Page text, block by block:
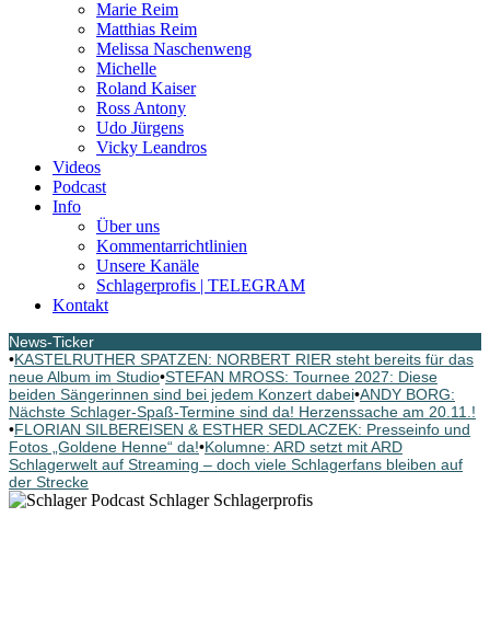
Marie Reim
Matthias Reim
Melissa Naschenweng
Michelle
Roland Kaiser
Ross Antony
Udo Jürgens
Vicky Leandros
Videos
Podcast
Info
Über uns
Kommentarrichtlinien
Unsere Kanäle
Schlagerprofis | TELEGRAM
Kontakt
News-Ticker
•KASTELRUTHER SPATZEN: NORBERT RIER steht bereits für das
neue Album im Studio•STEFAN MROSS: Tournee 2027: Diese
beiden Sängerinnen sind bei jedem Konzert dabei•ANDY BORG:
Nächste Schlager-Spaß-Termine sind da! Herzenssache am 20.11.!
•FLORIAN SILBEREISEN & ESTHER SEDLACZEK: Presseinfo und
Fotos „Goldene Henne“ da!•Kolumne: ARD setzt mit ARD
Schlagerwelt auf Streaming – doch viele Schlagerfans bleiben auf
der Strecke